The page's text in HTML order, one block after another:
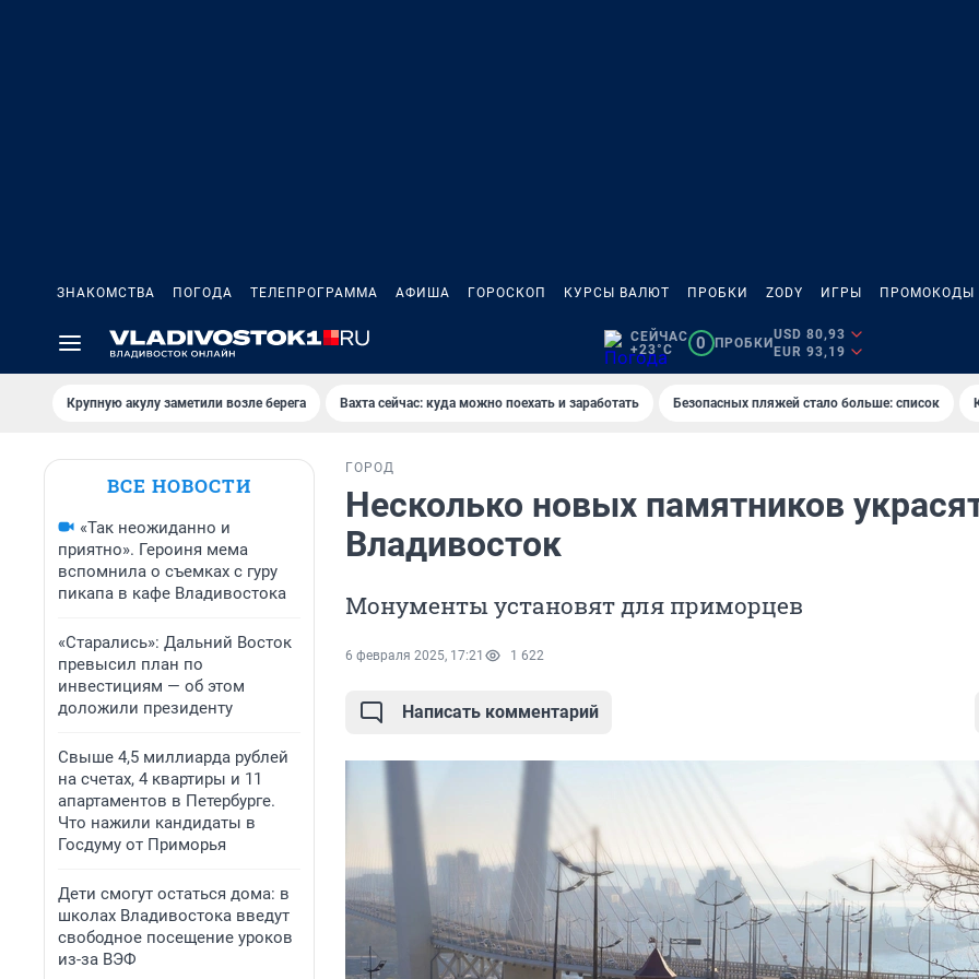
ЗНАКОМСТВА ПОГОДА ТЕЛЕПРОГРАММА АФИША ГОРОСКОП КУРСЫ ВАЛЮТ ПРОБКИ ZODY ИГРЫ ПРОМОКОДЫ
СЕЙЧАС
+23°C
0 ПРОБКИ
USD 80,93
EUR 93,19
Крупную акулу заметили возле берега Вахта сейчас: куда можно поехать и заработать Безопасных пляжей стало больше: список
ВСЕ НОВОСТИ
«Так неожиданно и
приятно». Героиня мема
вспомнила о съемках с гуру
пикапа в кафе Владивостока
«Старались»: Дальний Восток
превысил план по
инвестициям — об этом
доложили президенту
Свыше 4,5 миллиарда рублей
на счетах, 4 квартиры и 11
апартаментов в Петербурге.
Что нажили кандидаты в
Госдуму от Приморья
Дети смогут остаться дома: в
школах Владивостока введут
свободное посещение уроков
из-за ВЭФ
ГОРОД
Несколько новых памятников
Владивосток
Монументы установят для приморцев
6 февраля 2025, 17:21 1 622
Написать комментарий